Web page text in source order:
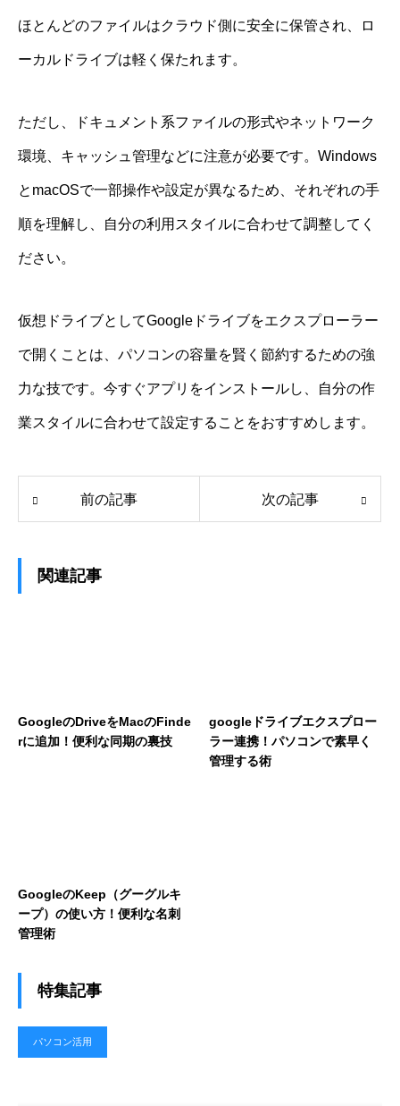
ほとんどのファイルはクラウド側に安全に保管され、ロ
ーカルドライブは軽く保たれます。
ただし、ドキュメント系ファイルの形式やネットワーク
環境、キャッシュ管理などに注意が必要です。Windows
とmacOSで一部操作や設定が異なるため、それぞれの手
順を理解し、自分の利用スタイルに合わせて調整してく
ださい。
仮想ドライブとしてGoogleドライブをエクスプローラー
で開くことは、パソコンの容量を賢く節約するための強
力な技です。今すぐアプリをインストールし、自分の作
業スタイルに合わせて設定することをおすすめします。
前の記事 次の記事
関連記事
GoogleのDriveをMacのFinde
rに追加！便利な同期の裏技
googleドライブエクスプロー
ラー連携！パソコンで素早く
管理する術
GoogleのKeep（グーグルキ
ープ）の使い方！便利な名刺
管理術
特集記事
パソコン活用